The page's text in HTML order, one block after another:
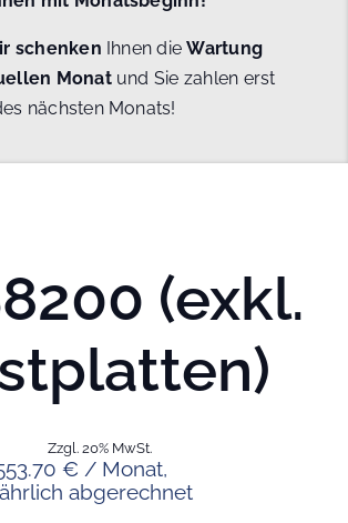
schenken Ihnen dieWartung
Monat und Sie zahlen erst
nächsten Monats!
(exkl.
€ / Monat,
abgerechnet
Zzgl. 20% MwSt.